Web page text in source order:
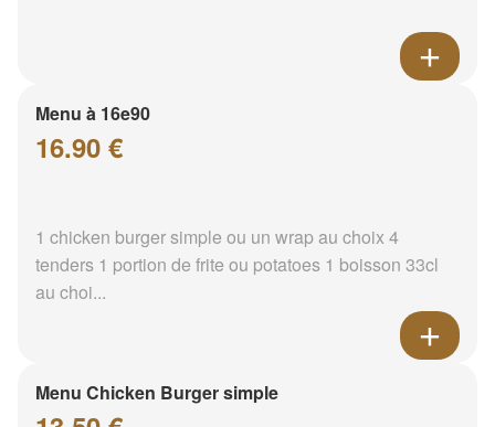
Menu à 16e90
16.90 €
1 chicken burger simple ou un wrap au choix 4
tenders 1 portion de frite ou potatoes 1 boisson 33cl
au choi...
Menu Chicken Burger simple